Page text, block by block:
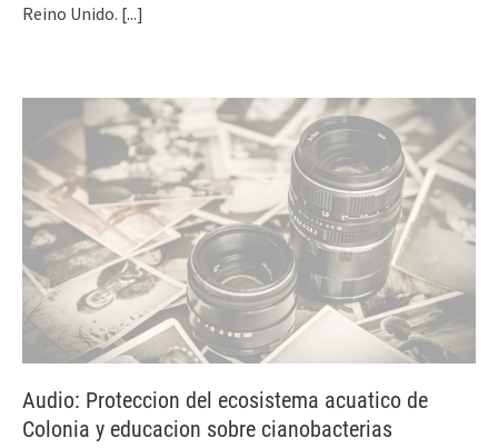
Reino Unido. [...]
Audio: Proteccion del ecosistema acuatico de
Colonia y educacion sobre cianobacterias